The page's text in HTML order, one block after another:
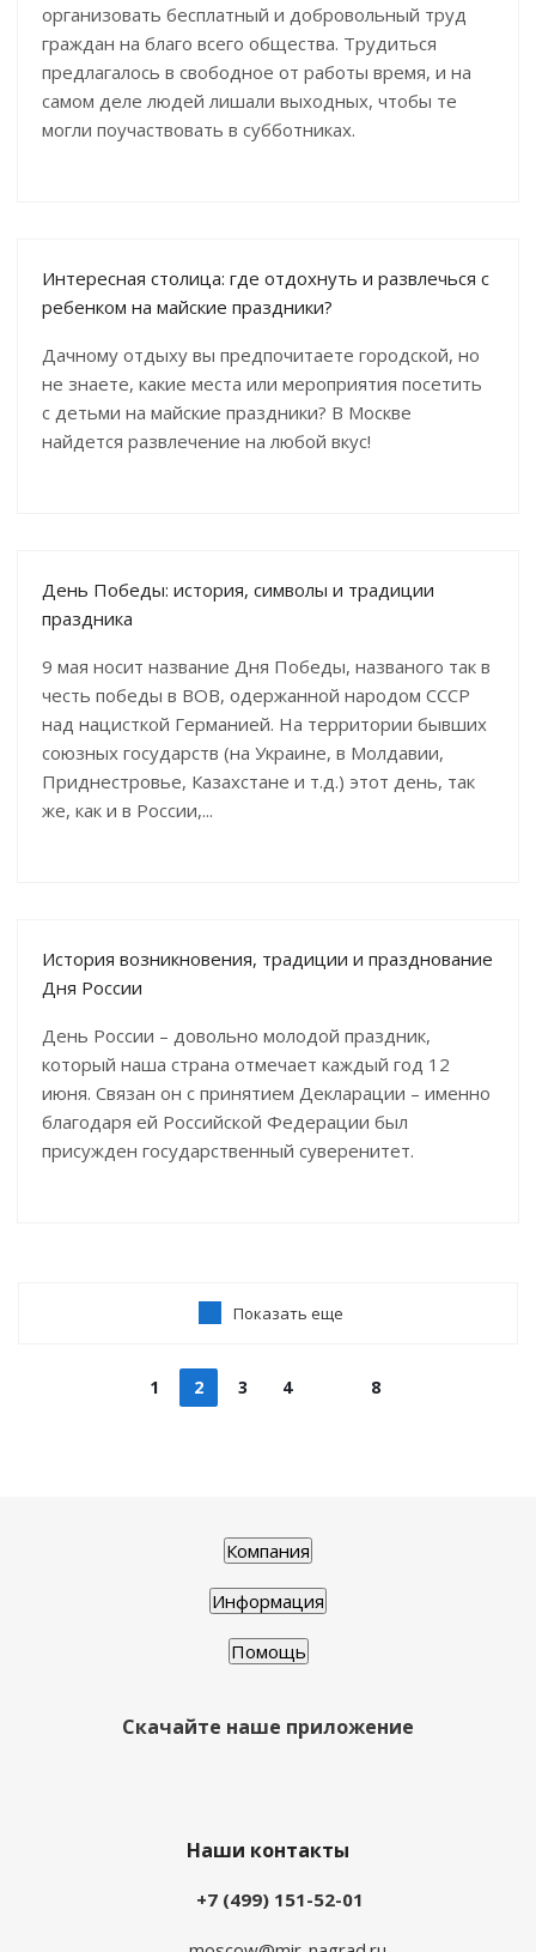
организовать бесплатный и добровольный труд
граждан на благо всего общества. Трудиться
предлагалось в свободное от работы время, и на
самом деле людей лишали выходных, чтобы те
могли поучаствовать в субботниках.
Интересная столица: где отдохнуть и развлечься с
ребенком на майские праздники?
Дачному отдыху вы предпочитаете городской, но
не знаете, какие места или мероприятия посетить
с детьми на майские праздники? В Москве
найдется развлечение на любой вкус!
День Победы: история, символы и традиции
праздника
9 мая носит название Дня Победы, названого так в
честь победы в ВОВ, одержанной народом СССР
над нацисткой Германией. На территории бывших
союзных государств (на Украине, в Молдавии,
Приднестровье, Казахстане и т.д.) этот день, так
же, как и в России,...
История возникновения, традиции и празднование
Дня России
День России – довольно молодой праздник,
который наша страна отмечает каждый год 12
июня. Связан он с принятием Декларации – именно
благодаря ей Российской Федерации был
присужден государственный суверенитет.
Показать еще
1 2 3 4 8
Компания
Информация
Помощь
Скачайте наше приложение
Наши контакты
+7 (499) 151-52-01